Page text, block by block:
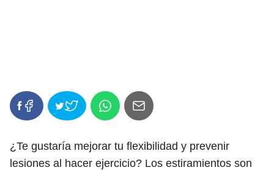
¿Te gustaría mejorar tu flexibilidad y prevenir
lesiones al hacer ejercicio? Los estiramientos son